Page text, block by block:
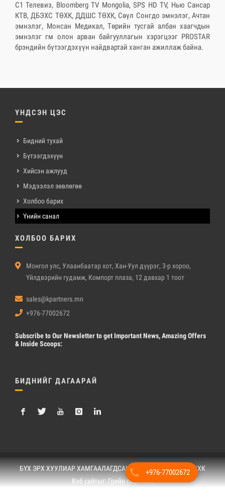
С1 Телевиз, Bloomberg TV Mongolia, SPS HD TV, Нью Сансар
КТВ, ДБЭХС ТӨХК, ДДШС ТӨХК, Сөүл Сонгдо эмнэлэг, Ачтан
эмнэлэг, Монсан Медикал, Төрийн тусгай албан хаагчдын
эмнэлэг гм олон арван байгууллагын хэрэгцээг PROSTAR
брэндийн бүтээгдэхүүн найдвартай ханган ажиллаж байна.
ҮНДСЭН ЦЭС
Бидний тухай
Бүтээгдэхүүн
Хийсэн ажлууд
Мэдээлэл зөвлөгөө
Холбоо барих
Үнийн санал
ХОЛБОО БАРИХ
Монгол улс, Улаанбаатар хот, Хан-Уул дүүрэг, 3-р хороо,
Үйлдвэрийн гудамж, Компорт плаза, 12 давхар 1 тоот
sales@kpartners.mn
+976-77002672
Subscribeto Our Newsletter to get Important News, Amazing Offers
& Inside Scoops:
БИДНИЙГ ДАГААРАЙ
БҮХ ЭРХ ХУУЛИАР ХАМГААЛАГДСАН © 2019. "КПартнерс" ХХК
Вэб сайтыг:Грийн софт ХХК
+976-77002672